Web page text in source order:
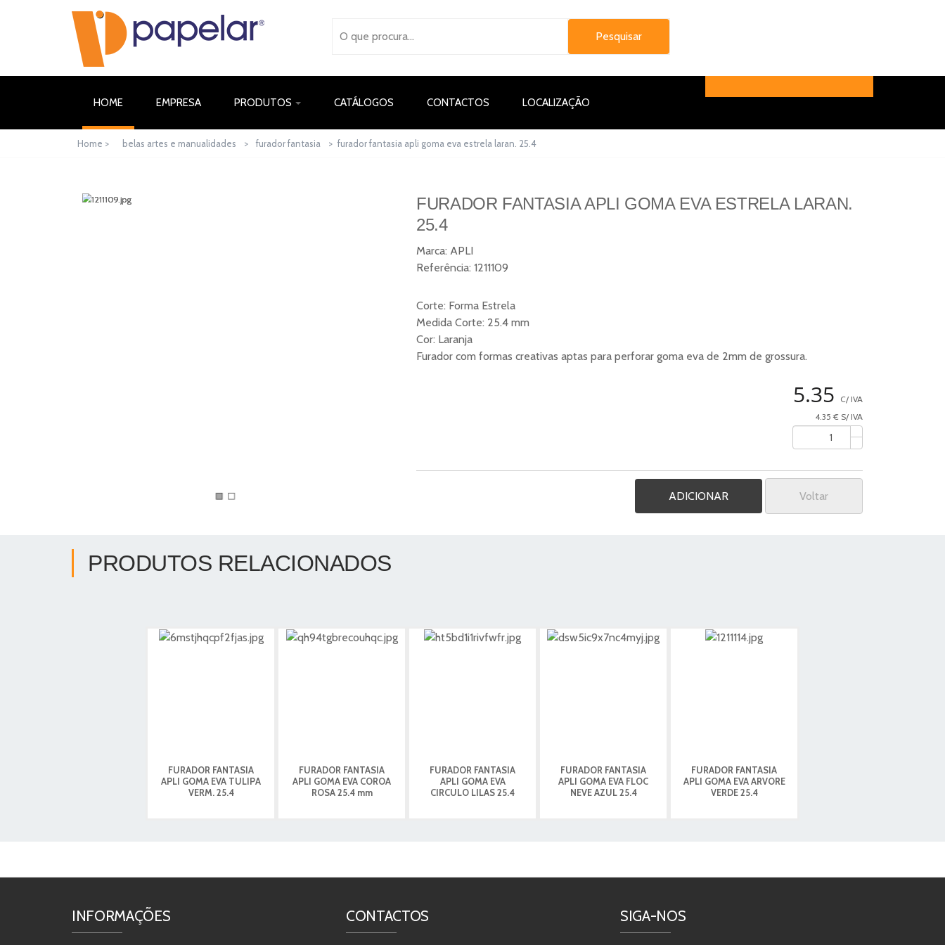
HOME (CURRENT)EMPRESA PRODUTOS CATÁLOGOS CONTACTOS LOCALIZAÇÃO
Home > belas artes e manualidades > furador fantasia > furador fantasia apli goma eva estrela laran. 25.4
FURADOR FANTASIA APLI GOMA EVA ESTRELA LARAN.
25.4
Marca: APLI
Referência: 1211109
Corte: Forma Estrela
Medida Corte: 25.4 mm
Cor: Laranja
Furador com formas creativas aptas para perforar goma eva de 2mm de grossura.
5.35
C/ IVA
4.35 € S/ IVA
Voltar
PRODUTOS RELACIONADOS
FURADOR FANTASIA
APLI GOMA EVA TULIPA
VERM. 25.4
FURADOR FANTASIA
APLI GOMA EVA COROA
ROSA 25.4 mm
FURADOR FANTASIA
APLI GOMA EVA
CIRCULO LILAS 25.4
FURADOR FANTASIA
APLI GOMA EVA FLOC
NEVE AZUL 25.4
FURADOR FANTASIA
APLI GOMA EVA ARVORE
VERDE 25.4
INFORMAÇÕES CONTACTOS SIGA-NOS